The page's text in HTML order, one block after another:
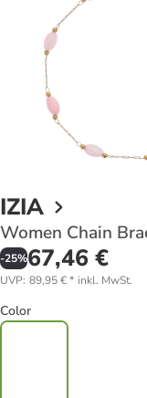
IZIA
Women Chain
-25%67,46 €
UVP: 89,95 €* inkl. MwSt.
Color